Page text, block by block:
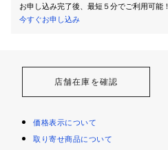
お申し込み完了後、最短５分でご利用可能！
今すぐお申し込み
店舗在庫を確認
価格表示について
取り寄せ商品について